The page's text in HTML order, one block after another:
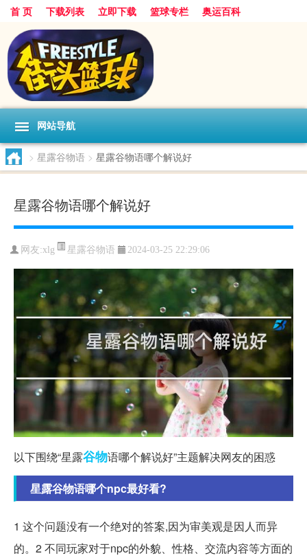
首 页 下载列表 立即下载 篮球专栏 奥运百科
网站导航
> 星露谷物语 > 星露谷物语哪个解说好
星露谷物语哪个解说好
网友:xlg 星露谷物语 2024-03-25 22:29:06
以下围绕“星露谷物语哪个解说好”主题解决网友的困惑
星露谷物语哪个npc最好看?
1 这个问题没有一个绝对的答案,因为审美观是因人而异
的。2 不同玩家对于npc的外貌、性格、交流内容等方面的